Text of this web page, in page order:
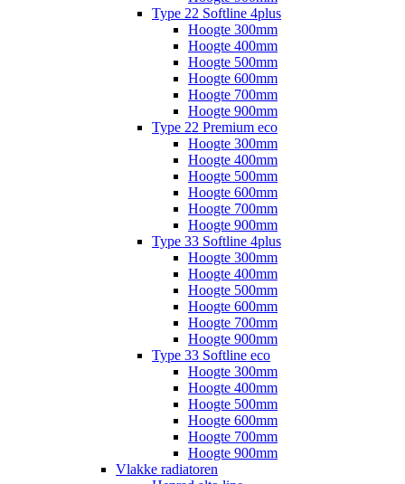
Type 22 Softline 4plus
Hoogte 300mm
Hoogte 400mm
Hoogte 500mm
Hoogte 600mm
Hoogte 700mm
Hoogte 900mm
Type 22 Premium eco
Hoogte 300mm
Hoogte 400mm
Hoogte 500mm
Hoogte 600mm
Hoogte 700mm
Hoogte 900mm
Type 33 Softline 4plus
Hoogte 300mm
Hoogte 400mm
Hoogte 500mm
Hoogte 600mm
Hoogte 700mm
Hoogte 900mm
Type 33 Softline eco
Hoogte 300mm
Hoogte 400mm
Hoogte 500mm
Hoogte 600mm
Hoogte 700mm
Hoogte 900mm
Vlakke radiatoren